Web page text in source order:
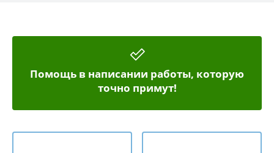
Помощь в написании работы, которую
точно примут!